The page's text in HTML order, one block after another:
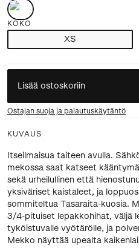
KOKO
XS
Lisää ostoskoriin
Ostajan suoja ja palautuskäytäntö
KUVAUS
Itseilmaisua taiteen avulla.
mekossa saat katseet
sekä urheilullinen että
yksiväriset kaistaleet, ja
sommiteltua Tasaraita-kuosia.
3/4-pituiset lepakkohihat, väljä
tyköistuvalle vyötärölle, ja
Mekko näyttää upealta